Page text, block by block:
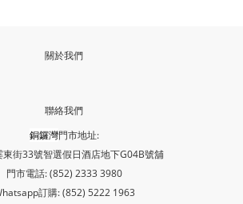
關於我們
聯絡我們
銅鑼灣門市地址:
東街33號智選假日酒店地下G04B號舖
門市電話: (852) 2333 3980
訂購: (852) 5222 1963